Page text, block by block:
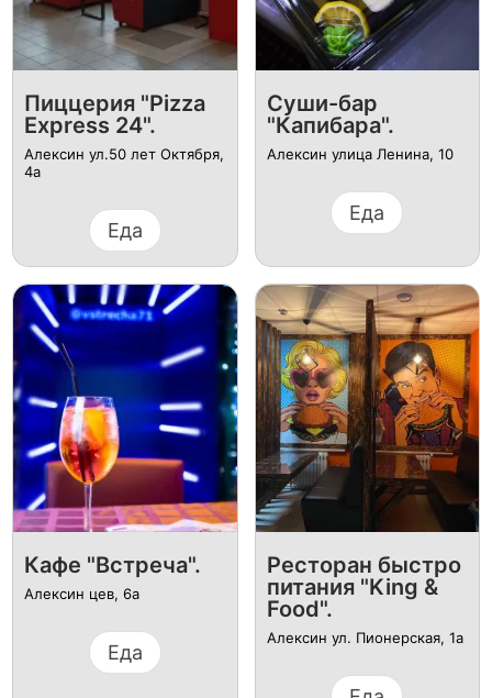
Пиццерия "Pizza
Express 24".
Алексин ул.50 лет Октября,
4а​
Еда
Суши-бар
"Капибара".
Алексин ​улица Ленина, 10
Еда
Кафе "Встреча".
Алексин цев, 6а
Еда
Ресторан быстро
питания "King &
Food".
Алексин ул. Пионерская, 1а​